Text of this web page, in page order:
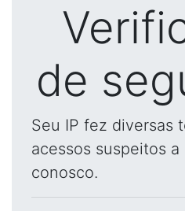
de
Seu IP fez diversas
acessos suspeitos
conosco.